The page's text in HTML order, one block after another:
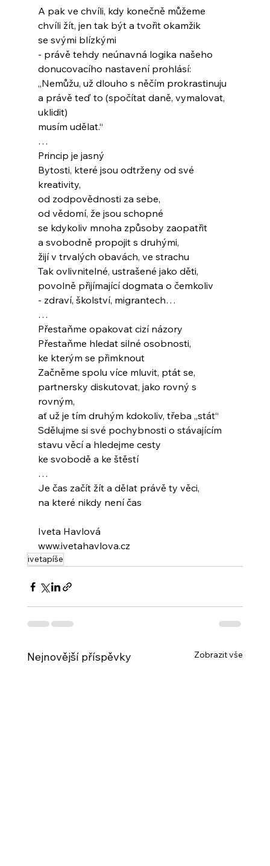
A pak ve chvíli, kdy konečně můžeme
chvíli žít, jen tak být a tvořit okamžik
se svými blízkými
- právě tehdy neúnavná logika našeho
donucovacího nastavení prohlásí:
„Nemůžu, už dlouho s něčím prokrastinuju
a právě teď to (spočítat daně, vymalovat,
uklidit)
musím udělat.“
…
Princip je jasný
Bytosti, které jsou odtrženy od své
kreativity,
od zodpovědnosti za sebe,
od vědomí, že jsou schopné
se kdykoliv mnoha způsoby zaopatřit
a svobodně propojit s druhými,
žijí v trvalých obavách, ve strachu
Tak ovlivnitelné, ustrašené jako děti,
povolně přijímající dogmata o čemkoliv
- zdraví, školství, migrantech…
…
Přestaňme opakovat cizí názory
Přestaňme hledat silné osobnosti,
ke kterým se přimknout
Začněme spolu více mluvit, ptát se,
partnersky diskutovat, jako rovný s
rovným,
ať už je tím druhým kdokoliv, třeba „stát“
Sdělujme si své pochybnosti o stávajícím
stavu věcí a hledejme cesty
ke svobodě a ke štěstí
…
Je čas začít žít a dělat právě ty věci,
na které nikdy není čas
Iveta Havlová
www.ivetahavlova.cz
ivetapíše
Nejnovější příspěvky Zobrazit vše